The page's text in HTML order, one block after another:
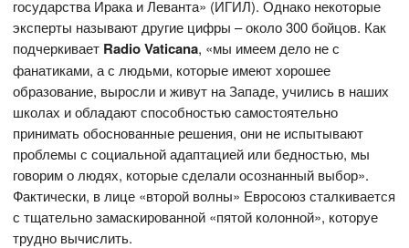
государства Ирака и Леванта» (ИГИЛ). Однако некоторые
эксперты называют другие цифры – около 300 бойцов. Как
подчеркивает RadioVaticana, «мы имеем дело не с
фанатиками, а с людьми, которые имеют хорошее
образование, выросли и живут на Западе, учились в наших
школах и обладают способностью самостоятельно
принимать обоснованные решения, они не испытывают
проблемы с социальной адаптацией или бедностью, мы
говорим о людях, которые сделали осознанный выбор».
Фактически, в лице «второй волны» Евросоюз сталкивается
с тщательно замаскированной «пятой колонной», которуе
трудно вычислить.